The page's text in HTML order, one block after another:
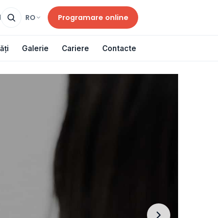
RO Programare online
Galerie Cariere Contacte